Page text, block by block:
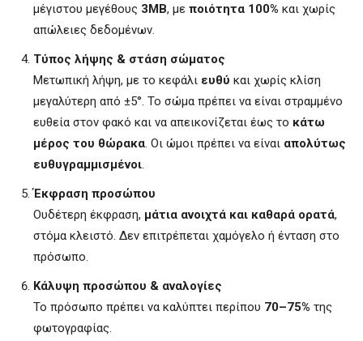
μέγιστου μεγέθους 3MB, με ποιότητα 100% και χωρίς
απώλειες δεδομένων.
Τύπος λήψης & στάση σώματος
Μετωπική λήψη, με το κεφάλι ευθύ και χωρίς κλίση
μεγαλύτερη από ±5°. Το σώμα πρέπει να είναι στραμμένο
ευθεία στον φακό και να απεικονίζεται έως το κάτω
μέρος του θώρακα. Οι ώμοι πρέπει να είναι απολύτως
ευθυγραμμισμένοι.
Έκφραση προσώπου
Ουδέτερη έκφραση, μάτια ανοιχτά και καθαρά ορατά,
στόμα κλειστό. Δεν επιτρέπεται χαμόγελο ή ένταση στο
πρόσωπο.
Κάλυψη προσώπου & αναλογίες
Το πρόσωπο πρέπει να καλύπτει περίπου 70–75% της
φωτογραφίας.